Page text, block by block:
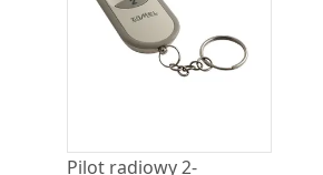
Pilot radiowy 2-